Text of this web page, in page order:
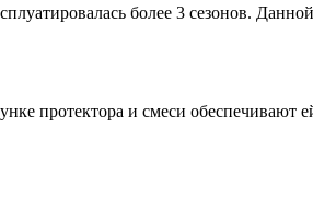
более 3 сезонов.
протектора и смеси обеспечивают